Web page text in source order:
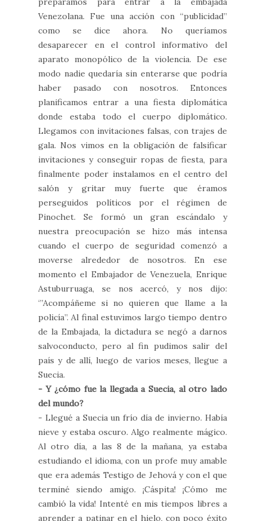
Venezolana. Fue una acción con “publicidad”
como se dice ahora. No queríamos
desaparecer en el control informativo del
aparato monopólico de la violencia. De ese
modo nadie quedaría sin enterarse que podría
haber pasado con nosotros. Entonces
planificamos entrar a una fiesta diplomática
donde estaba todo el cuerpo diplomático.
Llegamos con invitaciones falsas, con trajes de
gala. Nos vimos en la obligación de falsificar
invitaciones y conseguir ropas de fiesta, para
finalmente poder instalamos en el centro del
salón y gritar muy fuerte que éramos
perseguidos políticos por el régimen de
Pinochet. Se formó un gran escándalo y
nuestra preocupación se hizo más intensa
cuando el cuerpo de seguridad comenzó a
moverse alrededor de nosotros. En ese
momento el Embajador de Venezuela, Enrique
Astuburruaga, se nos acercó, y nos dijo:
‘”Acompáñeme si no quieren que llame a la
policía”. Al final estuvimos largo tiempo dentro
de la Embajada, la dictadura se negó a darnos
salvoconducto, pero al fin pudimos salir del
país y de allí, luego de varios meses, llegue a
Suecia.
- Y ¿cómo fue la llegada a Suecia, al otro lado
del mundo?
- Llegué a Suecia un frío día de invierno. Había
nieve y estaba oscuro. Algo realmente mágico.
Al otro día, a las 8 de la mañana, ya estaba
estudiando el idioma, con un profe muy amable
que era además Testigo de Jehová y con el que
terminé siendo amigo. ¡Cáspita! ¡Cómo me
cambió la vida! Intenté en mis tiempos libres a
aprender a patinar en el hielo, con poco éxito